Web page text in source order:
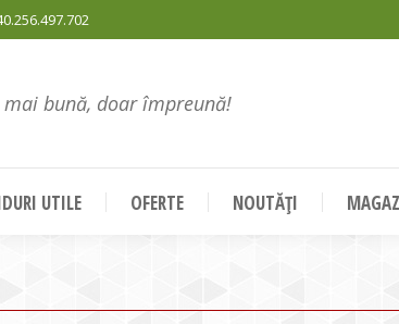
mai bună, doar împreună!
UTILE OFERTE NOUTĂȚI